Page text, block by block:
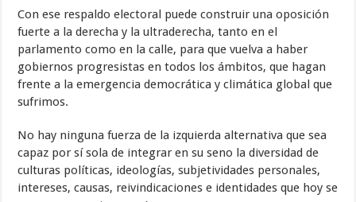
Con ese respaldo electoral puede construir una oposición
fuerte a la derecha y la ultraderecha, tanto en el
parlamento como en la calle, para que vuelva a haber
gobiernos progresistas en todos los ámbitos, que hagan
frente a la emergencia democrática y climática global que
sufrimos.
No hay ninguna fuerza de la izquierda alternativa que sea
capaz por sí sola de integrar en su seno la diversidad de
culturas políticas, ideologías, subjetividades personales,
intereses, causas, reivindicaciones e identidades que hoy se